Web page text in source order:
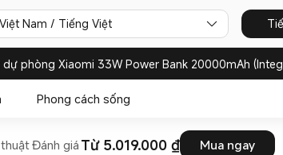
Việt Nam / Tiếng Việt
phòng Xiaomi 33W Power Bank 20000mAh
Phong cách sống
Đánh giá Từ 5.019.000 ₫ Mua ngay